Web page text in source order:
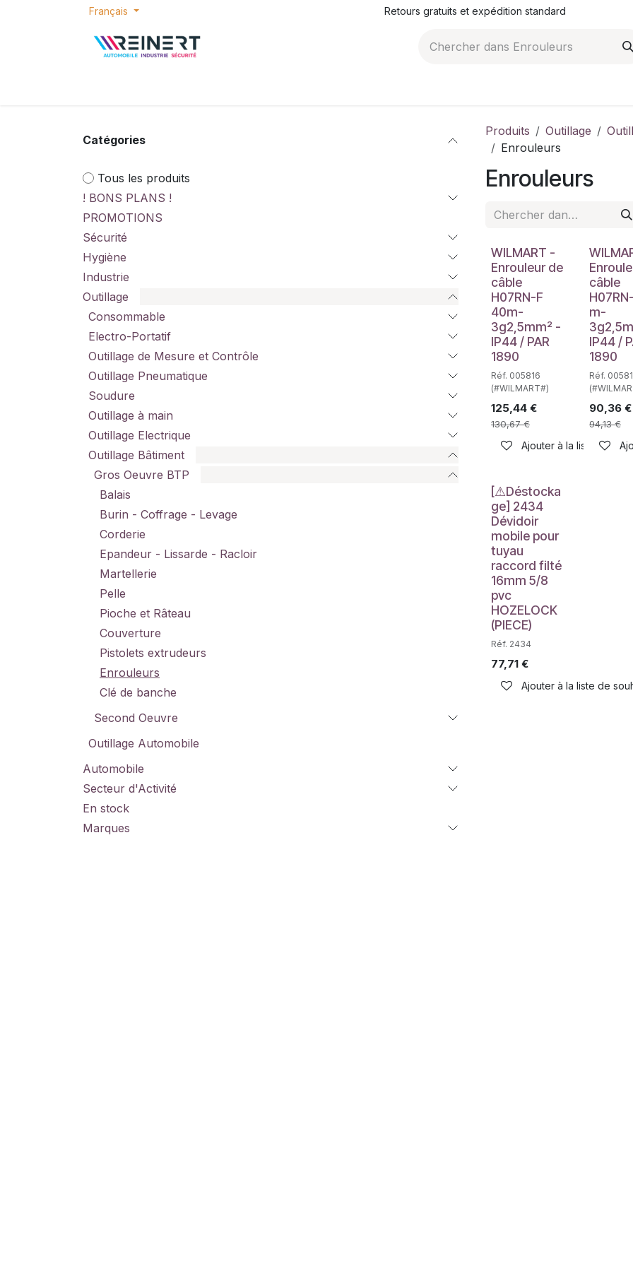
Se rendre au contenu
Français Retours gratuits et expédition standard
Catégories
Tous les produits
! BONS PLANS !
PROMOTIONS
Sécurité
Hygiène
Industrie
Outillage
Consommable
Electro-Portatif
Outillage de Mesure et Contrôle
Outillage Pneumatique
Soudure
Outillage à main
Outillage Electrique
Outillage Bâtiment
Gros Oeuvre BTP
Balais
Burin - Coffrage - Levage
Corderie
Epandeur - Lissarde - Racloir
Martellerie
Pelle
Pioche et Râteau
Couverture
Pistolets extrudeurs
Enrouleurs
Clé de banche
Second Oeuvre
Outillage Automobile
Automobile
Secteur d'Activité
En stock
Marques
Produits Outillage
Enrouleurs
Enrouleurs
WILMART -
Enrouleur de
câble
H07RN-F
40m-
3g2,5mm² -
IP44 / PAR
1890
Réf. 005816
(#WILMART#)
125,44 €
130,67€
Ajouter à la liste de
câble
m-
IP44 /
1890
Réf.
90,36€
94,13€
Déstockage
[⚠Déstocka
ge] 2434
Dévidoir
mobile pour
tuyau
raccord filté
16mm 5/8
pvc
HOZELOCK
(PIECE)
Réf. 2434
77,71 €
Ajouter à la liste de